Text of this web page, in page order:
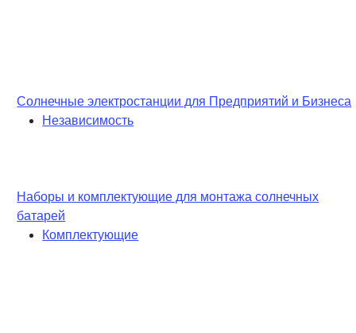
Солнечные электростанции для Предприятий и Бизнеса
Независимость
Наборы и комплектующие для монтажа солнечных
батарей
Комплектующие